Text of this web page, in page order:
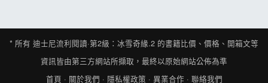
* 所有 迪士尼流利閱讀·第2級：冰雪奇緣.2 的書籍比價、價格、開箱文等
資訊皆由第三方網站所擷取，最終以原始網站公佈為準
首頁 · 關於我們 · 隱私權政策 · 異業合作 · 聯絡我們